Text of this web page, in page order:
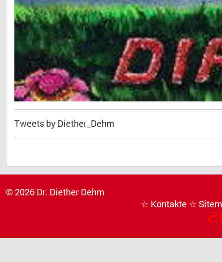
Tweets by Diether_Dehm
© 2026 Dr. Diether Dehm
☆ Kontakte ☆